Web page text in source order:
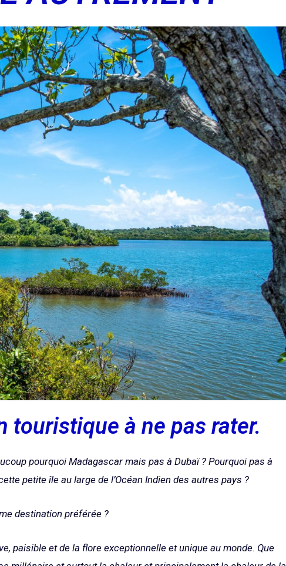
touristique à ne pas rater.
pourquoi Madagascar mais pas à Dubaï ? Pourquoi pas à
petite île au large de l’Océan Indien des autres pays ?
destination préférée ?
paisible et de la flore exceptionnelle et unique au monde. Que